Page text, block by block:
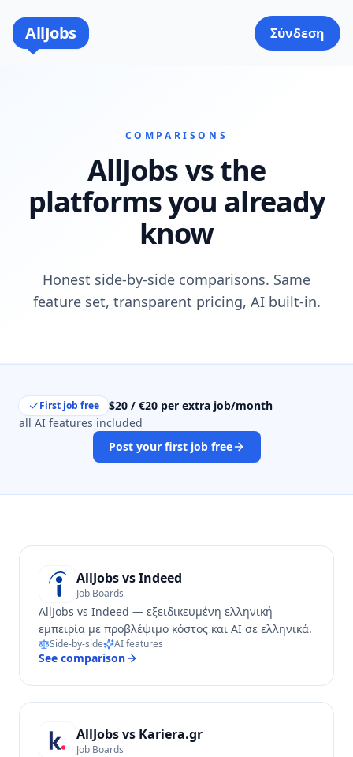
AllJobs Σύνδεση
COMPARISONS
AllJobs vs the
platforms you already
know
Honest side-by-side comparisons. Same
feature set, transparent pricing, AI built-in.
First job free
$20 / €20 per extra job/month
all AI features included
Post your first job free
AllJobs vsIndeed
Job Boards
AllJobs vs Indeed — εξειδικευμένη ελληνική
εμπειρία με προβλέψιμο κόστος και AI σε ελληνικά.
Side-by-side AI features
See comparison
AllJobs vs Kariera.gr
Job Boards